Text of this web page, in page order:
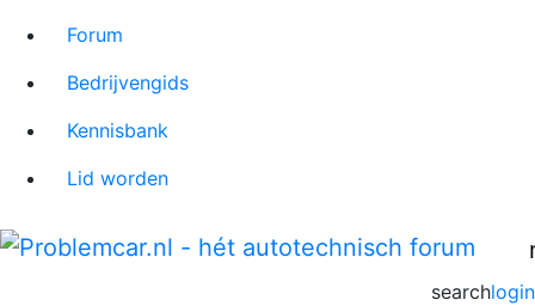
Forum
Bedrijvengids
Kennisbank
Lid worden
login
search